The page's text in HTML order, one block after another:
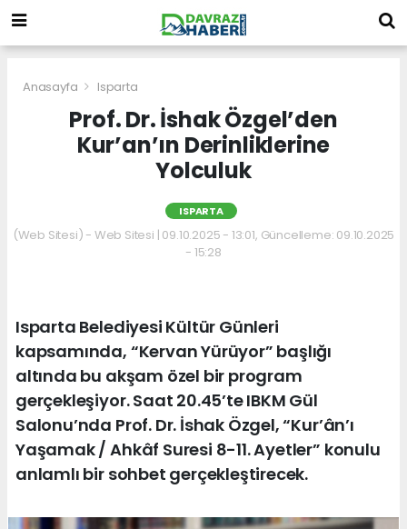
Anasayfa Isparta
Prof. Dr. İshak Özgel’den
Kur’an’ın Derinliklerine
Yolculuk
ISPARTA
(Web Sitesi) - Web Sitesi | 09.10.2025 - 13:01, Güncelleme: 09.10.2025
- 15:28
Isparta Belediyesi Kültür Günleri
kapsamında, “Kervan Yürüyor” başlığı
altında bu akşam özel bir program
gerçekleşiyor. Saat 20.45’te IBKM Gül
Salonu’nda Prof. Dr. İshak Özgel, “Kur’ân’ı
Yaşamak / Ahkâf Suresi 8-11. Ayetler” konulu
anlamlı bir sohbet gerçekleştirecek.